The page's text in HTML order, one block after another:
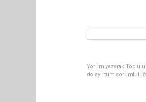
Yorum yazarak
dolaylı tüm